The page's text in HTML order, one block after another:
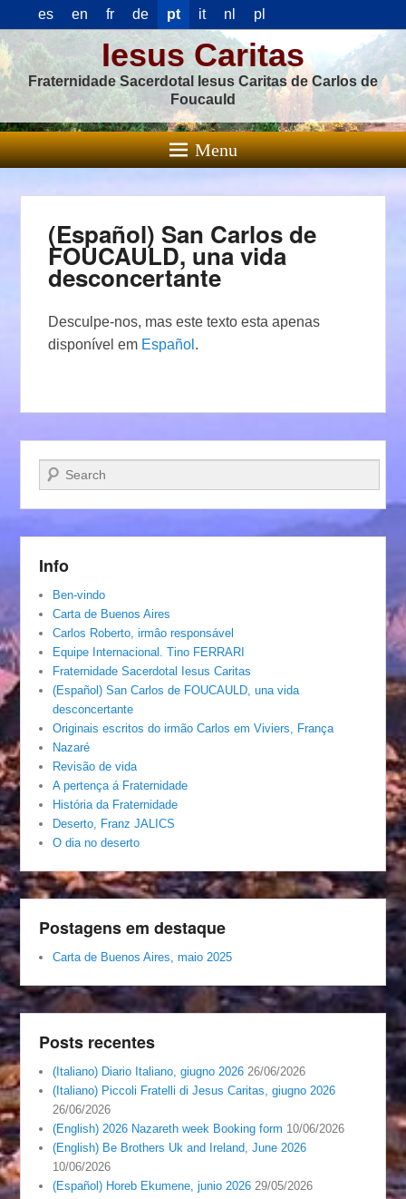
es en fr de pt it nl pl
Iesus Caritas
Fraternidade Sacerdotal Iesus Caritas de Carlos de
Foucauld
Menu
(Español) San Carlos de
FOUCAULD, una vida
desconcertante
Desculpe-nos, mas este texto esta apenas
disponível em Español .
Pesquisar…
Info
Ben-vindo
Carta de Buenos Aires
Carlos Roberto, irmâo responsável
Equipe Internacional. Tino FERRARI
Fraternidade Sacerdotal Iesus Caritas
(Español) San Carlos de FOUCAULD, una vida
desconcertante
Originais escritos do irmão Carlos em Viviers, França
Nazaré
Revisão de vida
A pertença á Fraternidade
História da Fraternidade
Deserto, Franz JALICS
O dia no deserto
Postagens em destaque
Carta de Buenos Aires, maio 2025
Posts recentes
(Italiano) Diario Italiano, giugno 2026 26/06/2026
(Italiano) Piccoli Fratelli di Jesus Caritas, giugno 2026
26/06/2026
(English) 2026 Nazareth week Booking form 10/06/2026
(English) Be Brothers Uk and Ireland, June 2026
10/06/2026
(Español) Horeb Ekumene, junio 2026 29/05/2026